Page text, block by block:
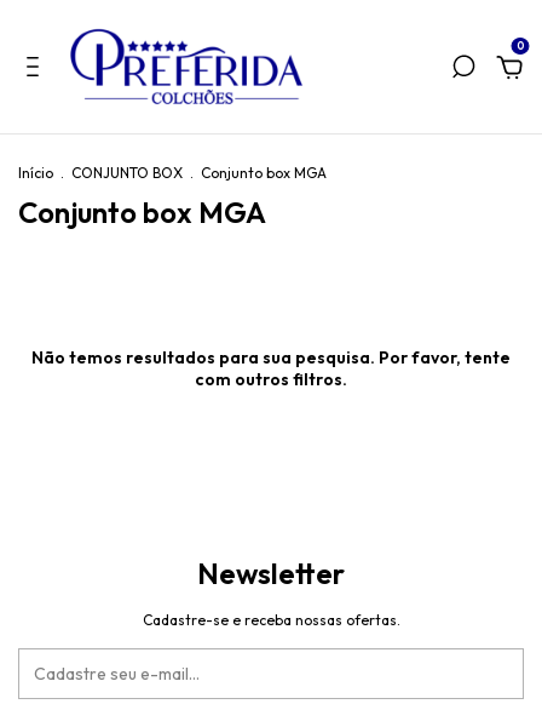
0
Início . CONJUNTO BOX . Conjunto box MGA
Conjunto box MGA
Não temos resultados para sua pesquisa. Por favor, tente
com outros filtros.
Newsletter
Cadastre-se e receba nossas ofertas.